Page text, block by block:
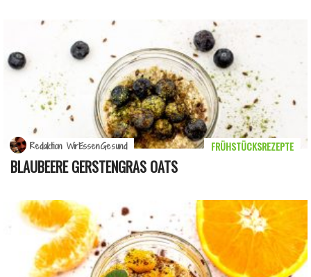
BLAUBEERE GERSTENGRAS OATS
FRÜHSTÜCKSREZEPTE
Redaktion WirEssenGesund